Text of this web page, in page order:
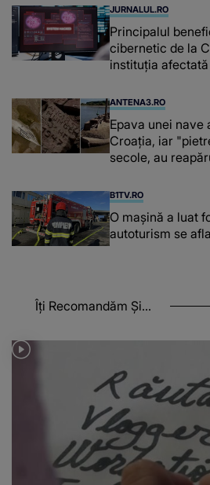
JURNALUL.RO
Principalul
cibernetic de la
instituţia afectată
ANTENA3.RO
Epava unei nave
Croația, iar
secole, au
B1TV.RO
O maşină a luat
autoturism se
Îți Recomandăm Și...